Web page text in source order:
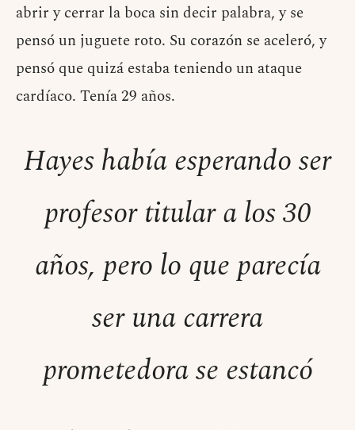
abrir y cerrar la boca sin decir palabra, y se
pensó un juguete roto. Su corazón se aceleró, y
pensó que quizá estaba teniendo un ataque
cardíaco. Tenía 29 años.
Hayes había esperando ser
profesor titular a los 30
años, pero lo que parecía
ser una carrera
prometedora se estancó